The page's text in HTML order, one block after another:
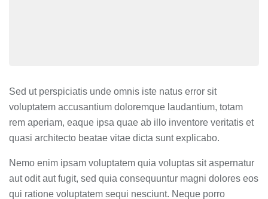
Sed ut perspiciatis unde omnis iste natus error sit
voluptatem accusantium doloremque laudantium, totam
rem aperiam, eaque ipsa quae ab illo inventore veritatis et
quasi architecto beatae vitae dicta sunt explicabo.
Nemo enim ipsam voluptatem quia voluptas sit aspernatur
aut odit aut fugit, sed quia consequuntur magni dolores eos
qui ratione voluptatem sequi nesciunt. Neque porro